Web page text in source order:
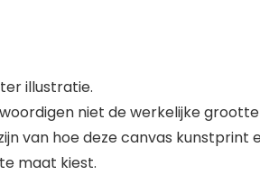
ter illustratie.
niet de werkelijke
van hoe deze canvas kunstprint
maat kiest.